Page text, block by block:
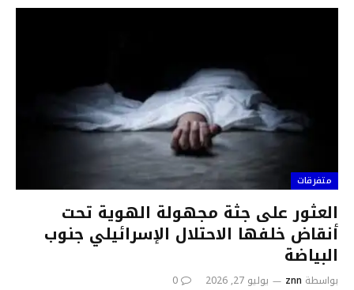
متفرقات
العثور على جثة مجهولة الهوية تحت
أنقاض خلفها الاحتلال الإسرائيلي جنوب
البياضة
بواسطة znn يوليو 27, 2026 0